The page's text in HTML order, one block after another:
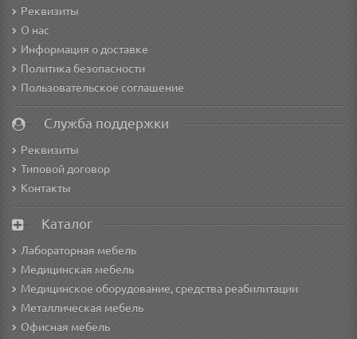
Реквизиты
О нас
Информация о доставке
Политика безопасности
Пользовательское соглашение
Служба поддержки
Реквизиты
Типовой договор
Контакты
Каталог
Лабораторная мебель
Медицинская мебель
Медицинское оборудование, средства реабилитации
Металлическая мебель
Офисная мебель